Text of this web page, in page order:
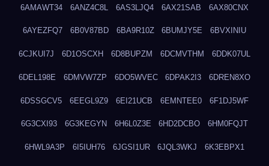
6AMAWT34 6ANZ4C8L 6AS3LJQ4 6AX21SAB 6AX80CNX
6AYEZFQ7 6B0V87BD 6BA9R10Z 6BUMJY5E 6BVXINIU
6CJKUI7J 6D1OSCXH 6D8BUPZM 6DCMVTHM 6DDK07UL
6DEL198E 6DMVW7ZP 6DO5WVEC 6DPAK2I3 6DREN8XO
6DSSGCV5 6EEGL9Z9 6EI21UCB 6EMNTEE0 6F1DJ5WF
6G3CXI93 6G3KEGYN 6H6L0Z3E 6HD2DCBO 6HM0FQJT
6HWL9A3P 6I5IUH76 6JGSI1UR 6JQL3WKJ 6K3EBPX1